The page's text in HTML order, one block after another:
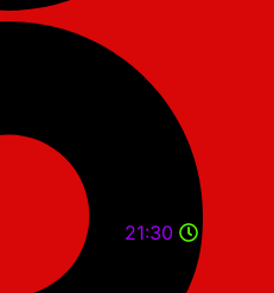
21:30